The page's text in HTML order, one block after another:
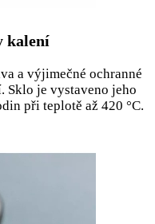
kalení
a výjimečné ochranné
Sklo je vystaveno jeho
při teplotě až 420 °C.